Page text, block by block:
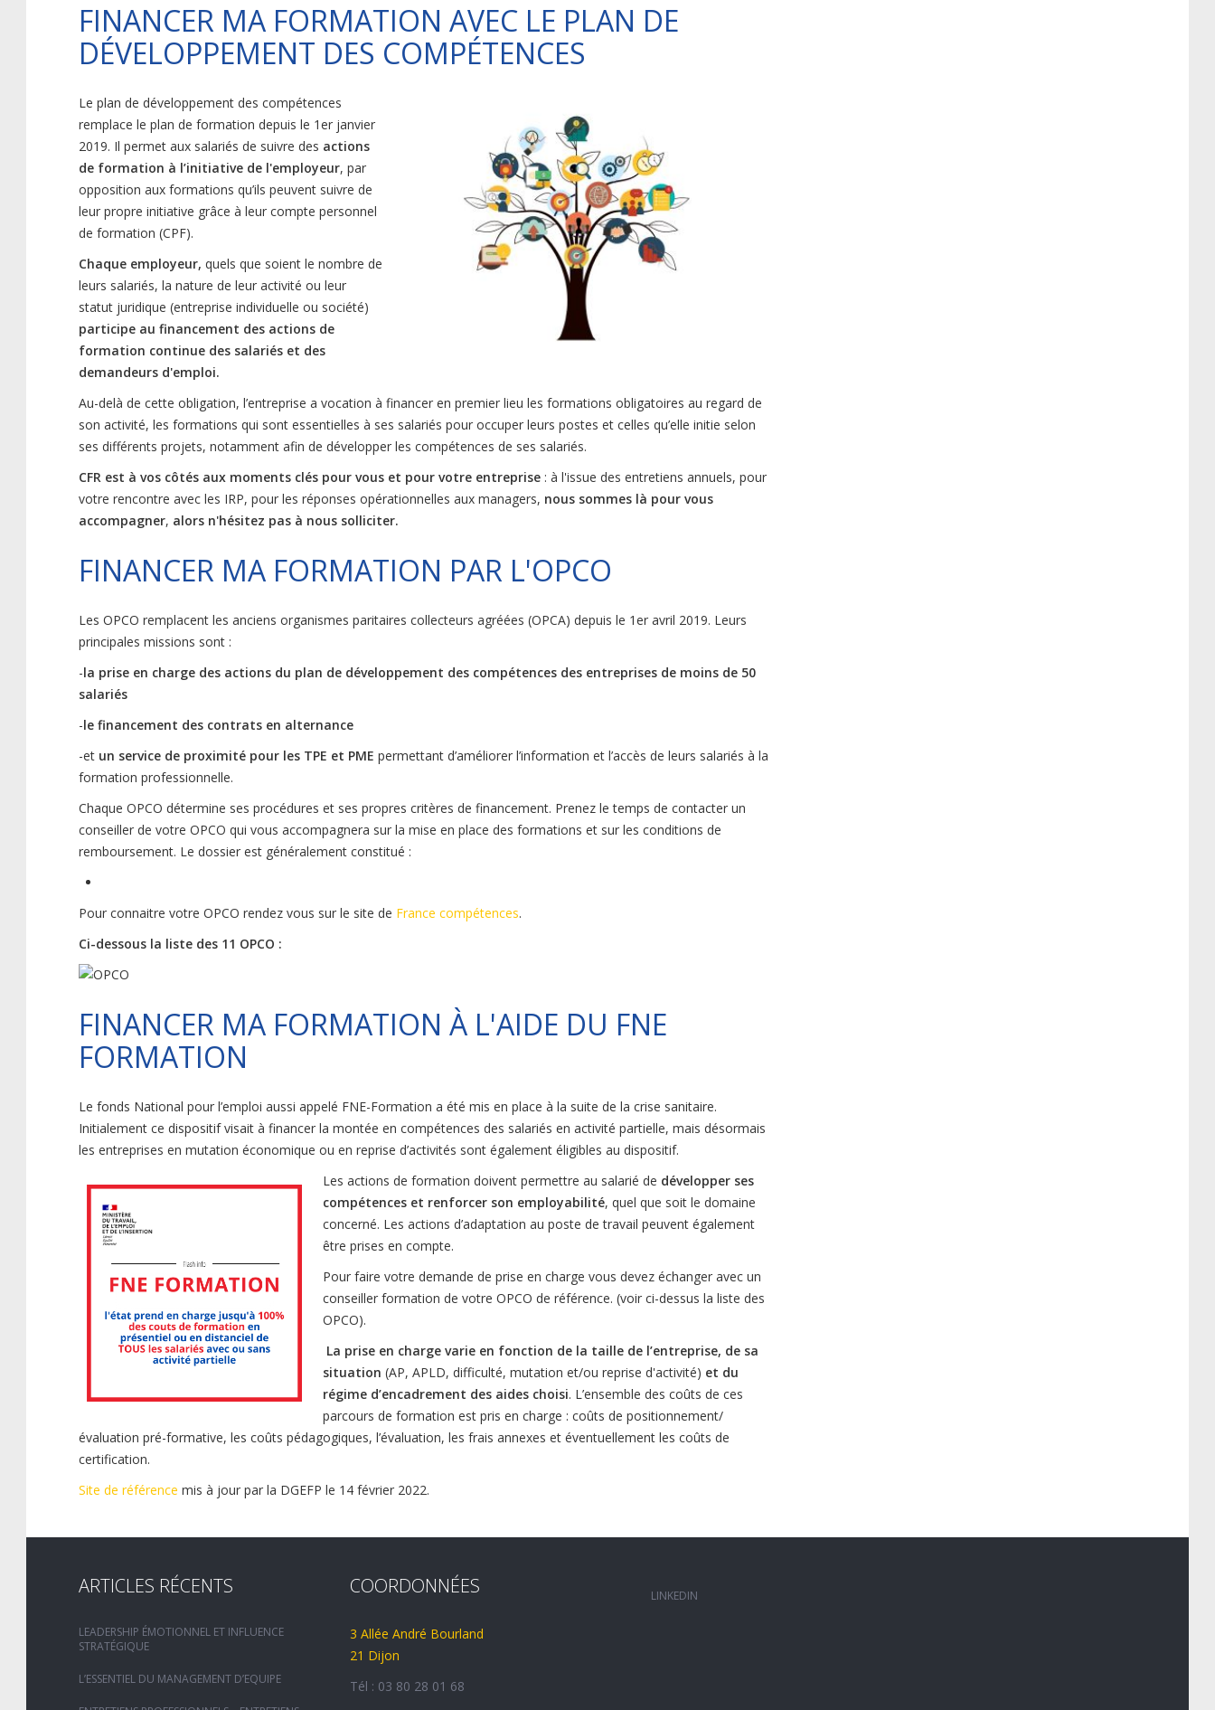
FINANCER MA FORMATION AVEC LE PLAN DE
DÉVELOPPEMENT DES COMPÉTENCES
Le plan de développement des compétences
remplace le plan de formation depuis le 1er janvier
2019. Il permet aux salariés de suivre des actions
de formation à l’initiative de l'employeur, par
opposition aux formations qu’ils peuvent suivre de
leur propre initiative grâce à leur compte personnel
de formation (CPF).
Chaque employeur, quels que soient le nombre de
leurs salariés, la nature de leur activité ou leur
statut juridique (entreprise individuelle ou société)
participe au financement des actions de
formation continue des salariés et des
demandeurs d'emploi.
Au-delà de cette obligation, l’entreprise a vocation à financer en premier lieu les formations obligatoires au regard de
son activité, les formations qui sont essentielles à ses salariés pour occuper leurs postes et celles qu’elle initie selon
ses différents projets, notamment afin de développer les compétences de ses salariés.
CFR est à vos côtés aux moments clés pour vous et pour votre entreprise : à l'issue des entretiens annuels, pour
votre rencontre avec les IRP, pour les réponses opérationnelles aux managers, nous sommes là pour vous
accompagner, alors n'hésitez pas à nous solliciter.
FINANCER MA FORMATION PAR L'OPCO
Les OPCO remplacent les anciens organismes paritaires collecteurs agréées (OPCA) depuis le 1er avril 2019. Leurs
principales missions sont :
-la prise en charge des actions du plan de développement des compétences des entreprises de moins de 50
salariés
-le financement des contrats en alternance
-et un service de proximité pour les TPE et PME permettant d’améliorer l’information et l’accès de leurs salariés à la
formation professionnelle.
Chaque OPCO détermine ses procédures et ses propres critères de financement. Prenez le temps de contacter un
conseiller de votre OPCO qui vous accompagnera sur la mise en place des formations et sur les conditions de
remboursement. Le dossier est généralement constitué :
Pour connaitre votre OPCO rendez vous sur le site de France compétences.
Ci-dessous la liste des 11 OPCO :
FINANCER MA FORMATION À L'AIDE DU FNE
FORMATION
Le fonds National pour l’emploi aussi appelé FNE-Formation a été mis en place à la suite de la crise sanitaire.
Initialement ce dispositif visait à financer la montée en compétences des salariés en activité partielle, mais désormais
les entreprises en mutation économique ou en reprise d’activités sont également éligibles au dispositif.
Les actions de formation doivent permettre au salarié de développer ses
compétences et renforcer son employabilité, quel que soit le domaine
concerné. Les actions d’adaptation au poste de travail peuvent également
être prises en compte.
Pour faire votre demande de prise en charge vous devez échanger avec un
conseiller formation de votre OPCO de référence. (voir ci-dessus la liste des
OPCO).
La prise en charge varie en fonction de la taille de l’entreprise, de sa
situation (AP, APLD, difficulté, mutation et/ou reprise d'activité) et du
régime d’encadrement des aides choisi. L’ensemble des coûts de ces
parcours de formation est pris en charge : coûts de positionnement/
évaluation pré-formative, les coûts pédagogiques, l’évaluation, les frais annexes et éventuellement les coûts de
certification.
Site de référence mis à jour par la DGEFP le 14 février 2022.
ARTICLES RÉCENTS
LEADERSHIP ÉMOTIONNEL ET INFLUENCE
STRATÉGIQUE
L’ESSENTIEL DU MANAGEMENT D’EQUIPE
COORDONNÉES
3 Allée André Bourland
21 Dijon
Tél : 03 80 28 01 68
LINKEDIN